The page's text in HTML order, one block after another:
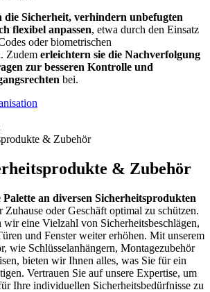
die Sicherheit, verhindern unbefugten
flexibel anpassen, etwa durch den Einsatz
oder biometrischen
Zudem erleichtern sie die Nachverfolgung
zur besseren Kontrolle und
bei.
& Zubehör
Palette an diversen Sicherheitsprodukten
Zuhause oder Geschäft optimal zu schützen.
wir eine Vielzahl von Sicherheitsbeschlägen,
und Fenster weiter erhöhen. Mit unserem
wie Schlüsselanhängern, Montagezubehör
bieten wir Ihnen alles, was Sie für ein
Vertrauen Sie auf unsere Expertise, um
Ihre individuellen Sicherheitsbedürfnisse zu